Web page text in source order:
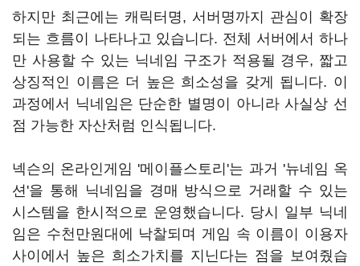
하지만 최근에는 캐릭터명, 서버명까지 관심이 확장
되는 흐름이 나타나고 있습니다. 전체 서버에서 하나
만 사용할 수 있는 닉네임 구조가 적용될 경우, 짧고
상징적인 이름은 더 높은 희소성을 갖게 됩니다. 이
과정에서 닉네임은 단순한 별명이 아니라 사실상 선
점 가능한 자산처럼 인식됩니다.
넥슨의 온라인게임 '메이플스토리'는 과거 '뉴네임 옥
션'을 통해 닉네임을 경매 방식으로 거래할 수 있는
시스템을 한시적으로 운영했습니다. 당시 일부 닉네
임은 수천만원대에 낙찰되며 게임 속 이름이 이용자
사이에서 높은 희소가치를 지닌다는 점을 보여줬습